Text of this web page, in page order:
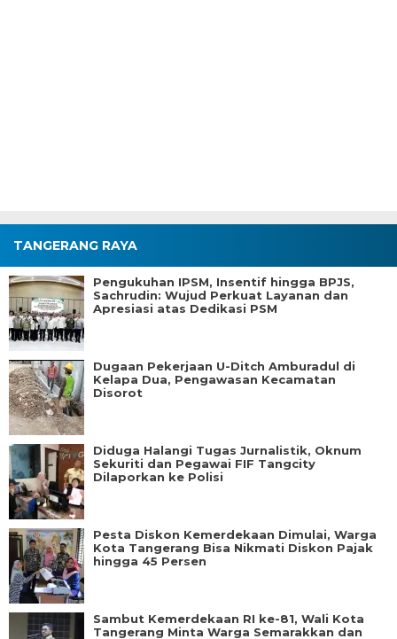
TANGERANG RAYA
Pengukuhan IPSM, Insentif hingga BPJS,
Sachrudin: Wujud Perkuat Layanan dan
Apresiasi atas Dedikasi PSM
Dugaan Pekerjaan U-Ditch Amburadul di
Kelapa Dua, Pengawasan Kecamatan
Disorot
Diduga Halangi Tugas Jurnalistik, Oknum
Sekuriti dan Pegawai FIF Tangcity
Dilaporkan ke Polisi
Pesta Diskon Kemerdekaan Dimulai, Warga
Kota Tangerang Bisa Nikmati Diskon Pajak
hingga 45 Persen
Sambut Kemerdekaan RI ke-81, Wali Kota
Tangerang Minta Warga Semarakkan dan